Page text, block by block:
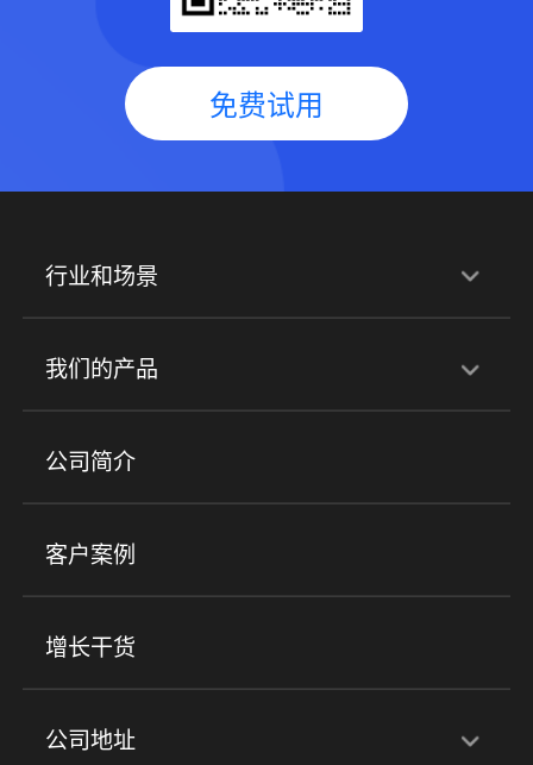
免费试用
行业和场景
行业解决方案
培训机构 职业技能培训 兴趣培训
金融行业
心理机构
我们的产品
产品
小程序商城 ERP 企微SCRM
社群圈子
公司简介
客户案例
增长干货
公司地址